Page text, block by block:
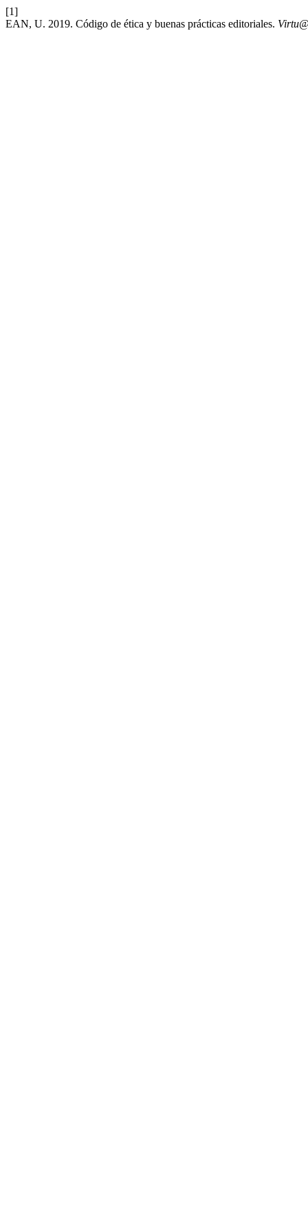
[1]
EAN, U. 2019. Código de ética y buenas prácticas editoriales.